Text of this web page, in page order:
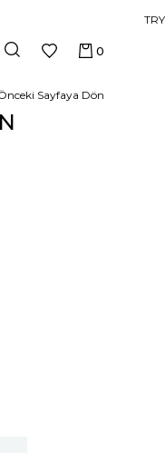
TRY
0
Sayfaya Dön